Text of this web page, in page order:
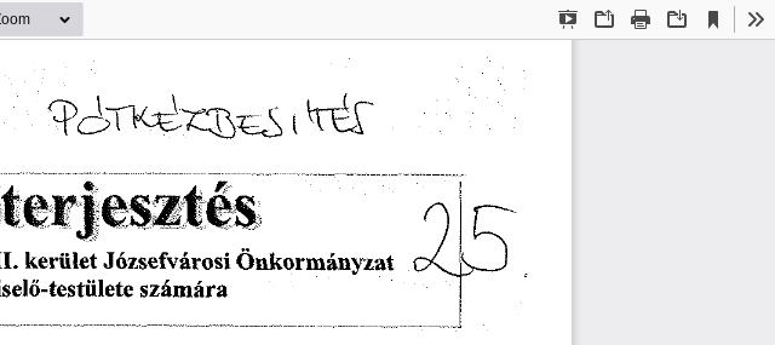
Presentation
OpenPrint Download
Current
View